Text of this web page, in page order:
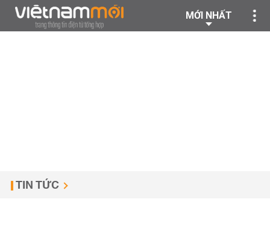
MỚI NHẤT
TIN TỨC